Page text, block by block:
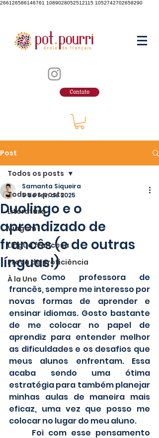
266126586146761 1089028052512115 1052742702658290
Contato
Post
Todos os posts
Literatura
Viagem
Língua francesa
Prova de proficiência
À la Une
Todos os posts
Duolingo e o
aprendizado de
francês (e de outras
línguas!)
Samanta Siqueira
5 de fev. de 2025
	Como professora de
francês, sempre me interesso por
novas formas de aprender e
ensinar idiomas. Gosto bastante
de me colocar no papel de
aprendiz para entender melhor
as dificuldades e os desafios que
meus alunos enfrentam. Essa
acaba sendo uma ótima
estratégia para também planejar
minhas aulas de maneira mais
eficaz, uma vez que posso me
colocar no lugar do meu aluno.